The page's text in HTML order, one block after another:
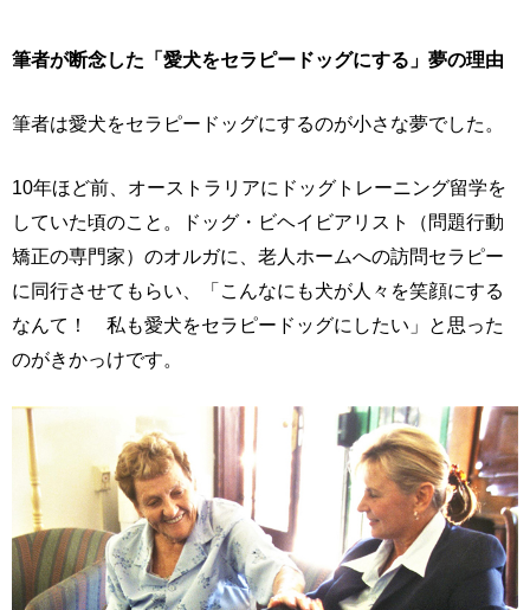
筆者が断念した「愛犬をセラピードッグにする」夢の理由
筆者は愛犬をセラピードッグにするのが小さな夢でした。
10年ほど前、オーストラリアにドッグトレーニング留学を
していた頃のこと。ドッグ・ビヘイビアリスト（問題行動
矯正の専門家）のオルガに、老人ホームへの訪問セラピー
に同行させてもらい、「こんなにも犬が人々を笑顔にする
なんて！ 私も愛犬をセラピードッグにしたい」と思った
のがきかっけです。